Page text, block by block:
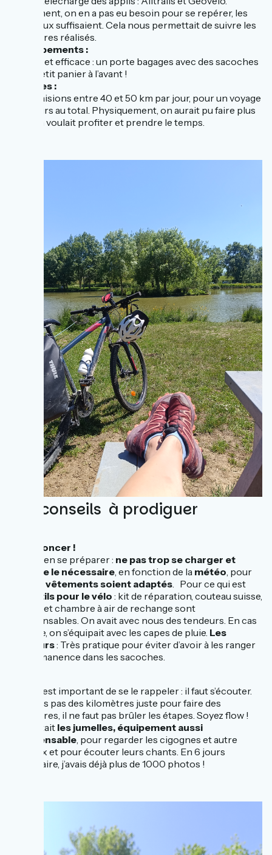
Finalement, on en a pas eu besoin pour se repérer, les
panneaux suffisaient. Cela nous permettait de suivre les
kilomètres réalisés.
Equipements :
Simple et efficace : un porte bagages avec des sacoches
et un petit panier à l’avant !
Etapes :
Nous faisions entre 40 et 50 km par jour, pour un voyage
de 6 jours au total. Physiquement, on aurait pu faire plus
mais on voulait profiter et prendre le temps.
Des conseils à prodiguer
Il faut foncer !
Il faut bien se préparer : ne pas trop se charger et
prendre le nécessaire, en fonction de la météo, pour
vêtements soient adaptés. Pour ce qui est
outils pour le vélo : kit de réparation, couteau suisse,
pompe et chambre à air de rechange sont
indispensables. On avait avec nous des tendeurs. En cas
d’averse, on s’équipait avec les capes de pluie. Les
tendeurs: Très pratique pour éviter d’avoir à les ranger
en permanence dans les sacoches.
Enfin, c’est important de se le rappeler : il faut s’écouter.
Ne faites pas des kilomètres juste pour faire des
kilomètres, il ne faut pas brûler les étapes. Soyez flow !
On sortait les jumelles, équipement aussi
indispensable, pour regarder les cigognes et autre
animaux et pour écouter leurs chants. En 6 jours
d’itinéraire, j’avais déjà plus de 1000 photos !